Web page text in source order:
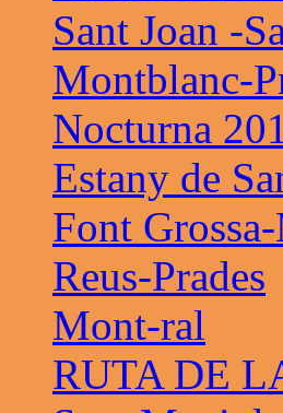
Sant Joan -
Montblanc-
Nocturna
Estany de
Font
Reus-Prades
Mont-ral
RUTA DE